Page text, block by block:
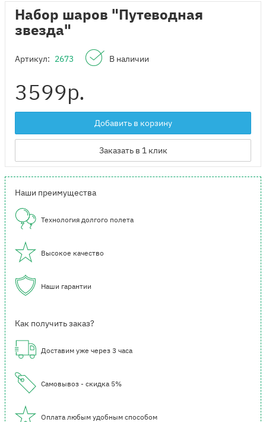
Набор шаров "Путеводная
звезда"
Артикул: 2673 В наличии
3599р.
Добавить в корзину
Заказать в 1 клик
Наши преимущества
Технология долгого полета
Высокое качество
Наши гарантии
Как получить заказ?
Доставим уже через 3 часа
Самовывоз - скидка 5%
Оплата любым удобным способом